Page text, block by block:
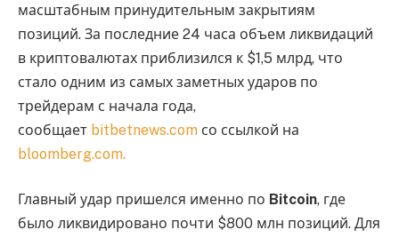
масштабным принудительным закрытиям
позиций. За последние 24 часа объем ликвидаций
в криптовалютах приблизился к $1,5 млрд, что
стало одним из самых заметных ударов по
трейдерам с начала года,
сообщает bitbetnews.com со ссылкой на
bloomberg.com.
Главный удар пришелся именно по Bitcoin, где
было ликвидировано почти $800 млн позиций. Для